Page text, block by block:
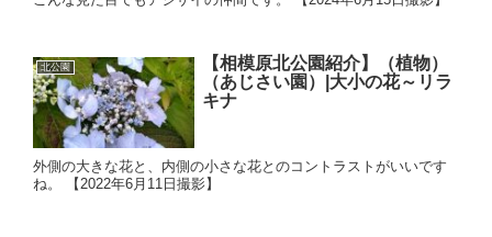
北公園
【相模原北公園紹介】（植物）
（あじさい園）|大小の花～リラ
キナ
外側の大きな花と、内側の小さな花とのコントラストがいいです
ね。 【2022年6月11日撮影】